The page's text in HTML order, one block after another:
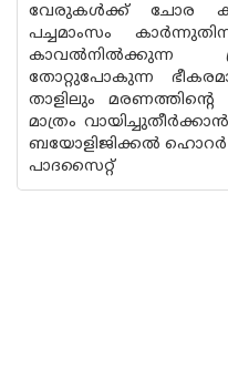
വേരുകൾക്ക് ചോര
പച്ചമാംസം
കാവൽനിൽക്കുന്ന
തോറ്റുപോകുന്ന
താളിലും മരണത്തിൻ്റെ
മാത്രം
ബയോളിജിക്കൽ ഹൊറർ
പാദസൈറ്റ്